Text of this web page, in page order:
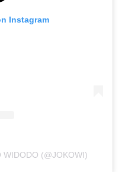
Instagram
WIDODO (@JOKOWI)